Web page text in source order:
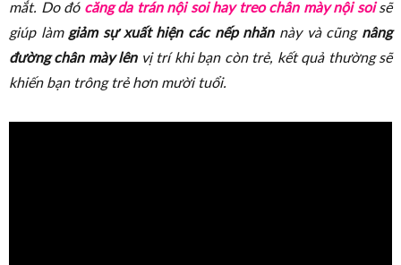
mắt. Do đó căng da trán nội soi hay treo chân mày nội soisẽ
giúp làm giảm sự xuất hiện các nếp nhănnày và cũng nâng
đường chân mày lênvị trí khi bạn còn trẻ, kết quả thường sẽ
khiến bạn trông trẻ hơn mười tuổi.